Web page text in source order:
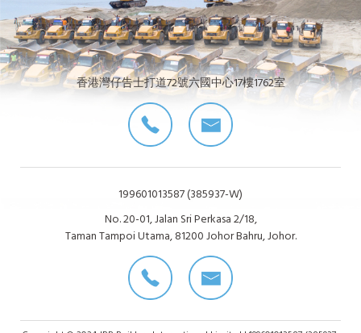
香港灣仔告士打道72號六國中心17樓1762室
199601013587 (385937-W)
No. 20-01, Jalan Sri Perkasa 2/18,
Taman Tampoi Utama, 81200 Johor Bahru, Johor.